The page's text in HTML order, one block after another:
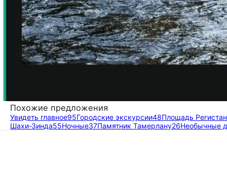
Похожие предложения
Увидеть главное95Городские экскурсии48Площадь Регистан
Шахи-Зинда55Ночные37Памятник Тамерлану26Необычные